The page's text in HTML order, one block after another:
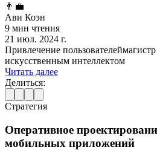
👨‍💼
Ави Коэн
9 мин чтения
21 июл. 2024 г.
Привлечение пользователей
искусственным интеллектом
Читать далее
Делиться:
Стратегия
Оперативное
мобильных приложений